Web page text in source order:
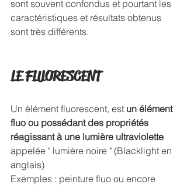
sont souvent confondus et pourtant les
caractéristiques et résultats obtenus
sont très différents.
LE FLUORESCENT
Un élément fluorescent, est un élément
fluo ou possédant des propriétés
réagissant à une lumière ultraviolette
appelée " lumière noire " (Blacklight en
anglais)
Exemples : peinture fluo ou encore